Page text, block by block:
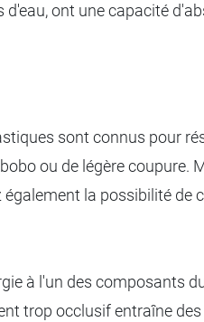
ont une capacité
sont connus pour
ou de légère coupure.
la possibilité de
à l'un des composants
trop occlusif entraîne